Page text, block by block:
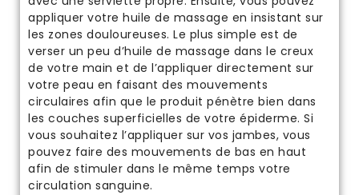
appliquer votre huile de massage en insistant sur
les zones douloureuses. Le plus simple est de
verser un peu d’huile de massage dans le creux
de votre main et de l’appliquer directement sur
votre peau en faisant des mouvements
circulaires afin que le produit pénètre bien dans
les couches superficielles de votre épiderme. Si
vous souhaitez l’appliquer sur vos jambes, vous
pouvez faire des mouvements de bas en haut
afin de stimuler dans le même temps votre
circulation sanguine.